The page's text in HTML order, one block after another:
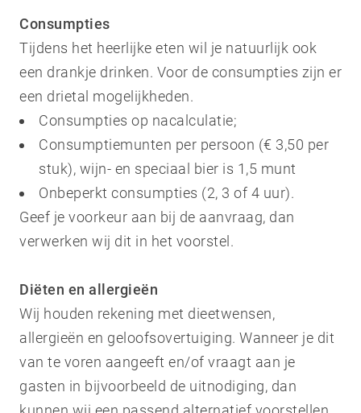
Consumpties
Tijdens het heerlijke eten wil je natuurlijk ook
een drankje drinken. Voor de consumpties zijn er
een drietal mogelijkheden.
Consumpties op nacalculatie;
Consumptiemunten per persoon (€ 3,50 per
stuk), wijn- en speciaal bier is 1,5 munt
Onbeperkt consumpties (2, 3 of 4 uur).
Geef je voorkeur aan bij de aanvraag, dan
verwerken wij dit in het voorstel.
Diëten en allergieën
Wij houden rekening met dieetwensen,
allergieën en geloofsovertuiging. Wanneer je dit
van te voren aangeeft en/of vraagt aan je
gasten in bijvoorbeeld de uitnodiging, dan